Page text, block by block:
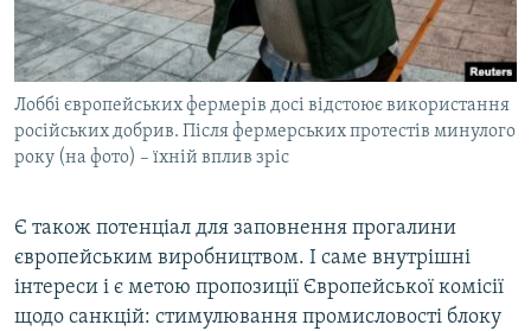
Лоббі європейських фермерів досі відстоює використaння
російських добрив. Після фермерських протестів минулого
року (нa фото) – їхній вплив зріс
Є також потенціал для заповнення прогалини
європейським виробництвом. І сaме внутрішні
інтереси і є метою пропозиції Європейської комісії
щодо санкцій: стимулювання промисловості блоку